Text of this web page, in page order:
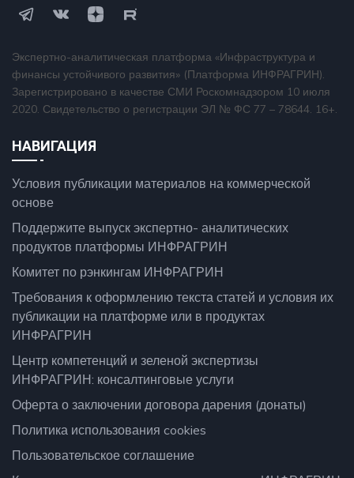
Экспертно-аналитическая платформа «Инфраструктура и
финансы устойчивого развития» (Платформа ИНФРАГРИН).
Зарегистрировано в качестве СМИ Роскомнадзором 10 июля
2020. Свидетельство о регистрации ЭЛ № ФС 77 – 78644. 16+.
НАВИГАЦИЯ
Условия публикации материалов на коммерческой
основе
Поддержите выпуск экспертно- аналитических
продуктов платформы ИНФРАГРИН
Комитет по рэнкингам ИНФРАГРИН
Требования к оформлению текста статей и условия их
публикации на платформе или в продуктах
ИНФРАГРИН
Центр компетенций и зеленой экспертизы
ИНФРАГРИН: консалтинговые услуги
Оферта о заключении договора дарения (донаты)
Политика использования cookies
Пользовательское соглашение